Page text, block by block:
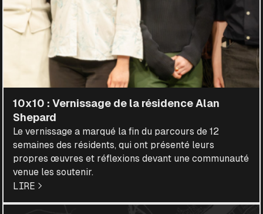
10x10 : Vernissage de la résidence Alan
Shepard
Le vernissage a marqué la fin du parcours de 12
semaines des résidents, qui ont présenté leurs
propres œuvres et réflexions devant une communauté
venue les soutenir.
LIRE